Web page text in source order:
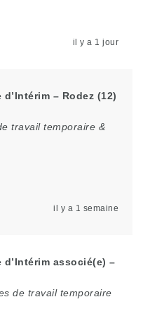
il y a 1 jour
– Rodez (12)
travail temporaire &
il y a 1 semaine
d’Intérim associé(e) –
de travail temporaire